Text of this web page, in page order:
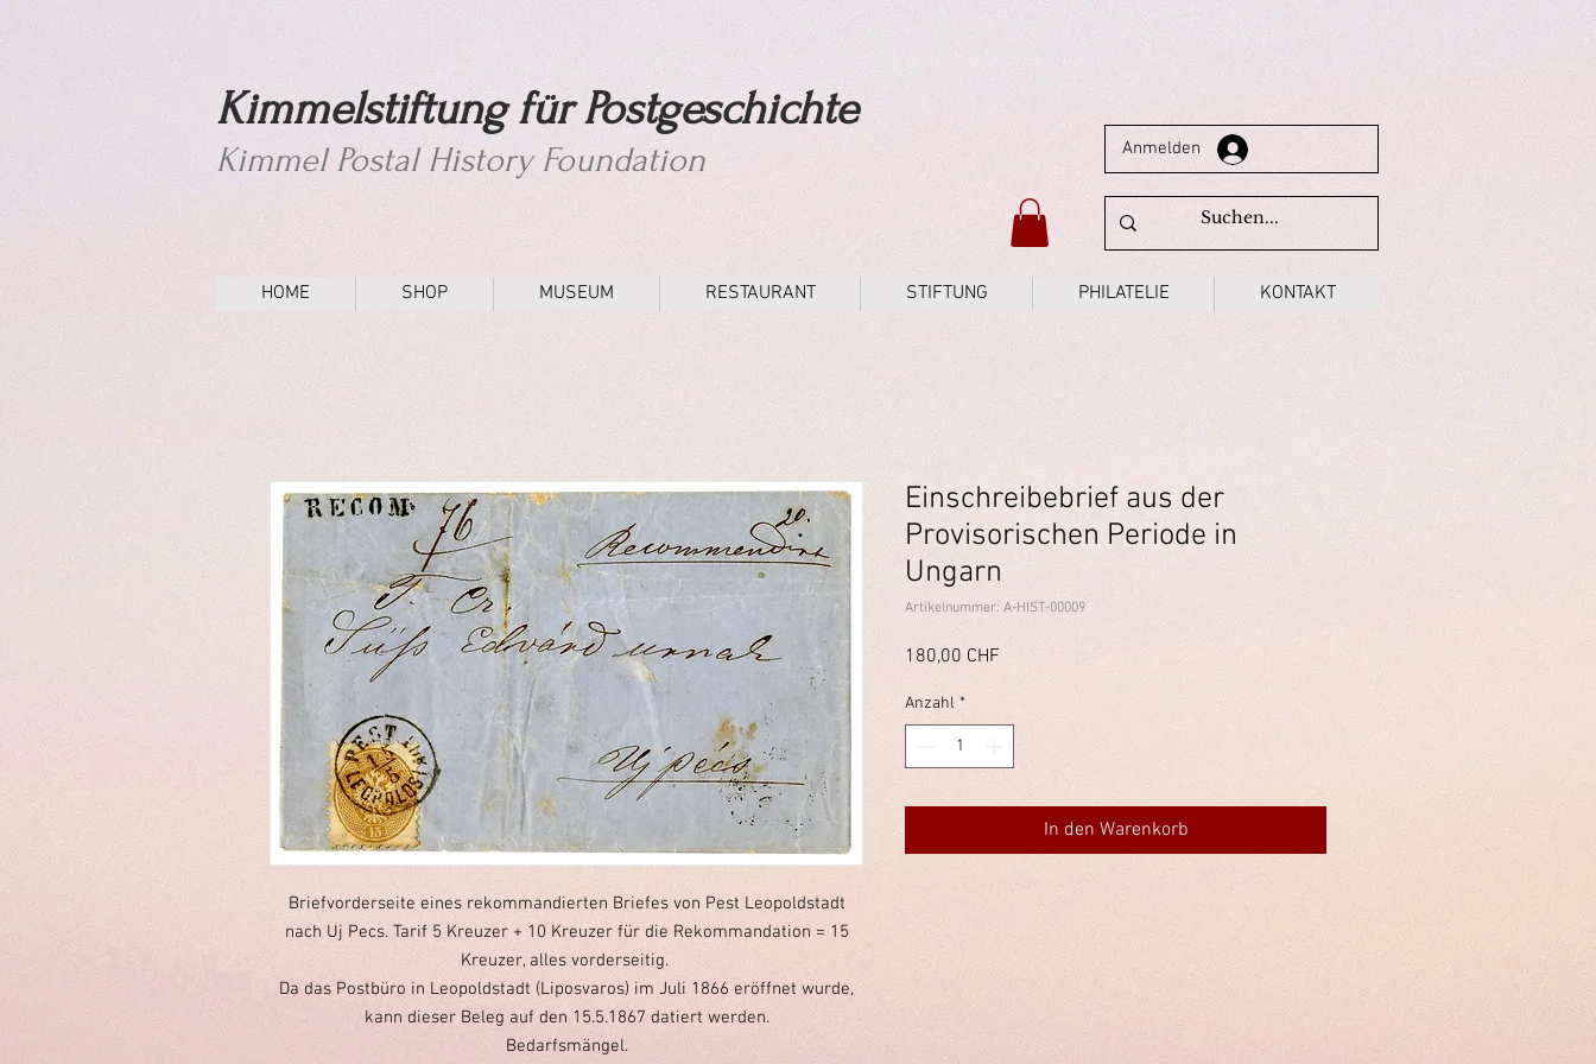
Kimmelstiftung für Postgeschichte
Kimmel Postal History Foundation Anmelden
HOME SHOP MUSEUM RESTAURANT STIFTUNG PHILATELIE KONTAKT
Briefvorderseite eines rekommandierten Briefes von Pest Leopoldstadt
nach Uj Pecs. Tarif 5 Kreuzer + 10 Kreuzer für die Rekommandation = 15
Kreuzer, alles vorderseitig.
Da das Postbüro in Leopoldstadt (Liposvaros) im Juli 1866 eröffnet wurde,
kann dieser Beleg auf den 15.5.1867 datiert werden.
Bedarfsmängel.
Einschreibebrief aus der
Provisorischen Periode in
Ungarn
Artikelnummer: A-HIST-00009
180,00 CHF
Anzahl *
In den Warenkorb